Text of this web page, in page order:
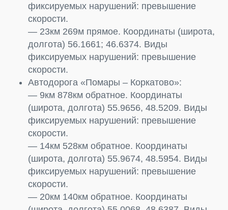
фиксируемых нарушений: превышение
скорости.
— 23км 269м прямое. Координаты (широта,
долгота) 56.1661; 46.6374. Виды
фиксируемых нарушений: превышение
скорости.
Автодорога «Помары – Коркатово»:
— 9км 878км обратное. Координаты
(широта, долгота) 55.9656, 48.5209. Виды
фиксируемых нарушений: превышение
скорости.
— 14км 528км обратное. Координаты
(широта, долгота) 55.9674, 48.5954. Виды
фиксируемых нарушений: превышение
скорости.
— 20км 140км обратное. Координаты